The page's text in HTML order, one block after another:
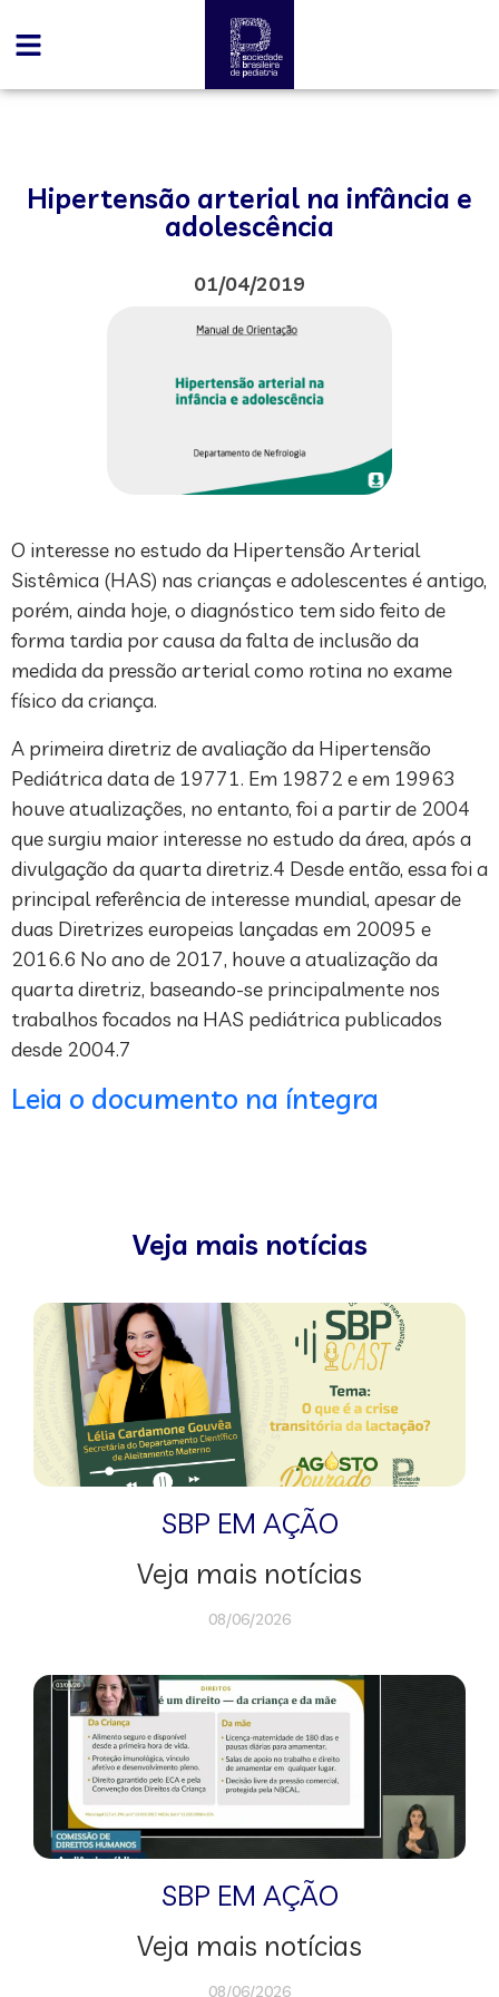
Hipertensão arterial na infância e
adolescência
01/04/2019
O interesse no estudo da Hipertensão Arterial
Sistêmica (HAS) nas crianças e adolescentes é antigo,
porém, ainda hoje, o diagnóstico tem sido feito de
forma tardia por causa da falta de inclusão da
medida da pressão arterial como rotina no exame
físico da criança.
A primeira diretriz de avaliação da Hipertensão
Pediátrica data de 19771. Em 19872 e em 19963
houve atualizações, no entanto, foi a partir de 2004
que surgiu maior interesse no estudo da área, após a
divulgação da quarta diretriz.4 Desde então, essa foi a
principal referência de interesse mundial, apesar de
duas Diretrizes europeias lançadas em 20095 e
2016.6 No ano de 2017, houve a atualização da
quarta diretriz, baseando-se principalmente nos
trabalhos focados na HAS pediátrica publicados
desde 2004.7
Leia o documento na íntegra
Veja mais notícias
SBP EM AÇÃO
Veja mais notícias
08/06/2026
SBP EM AÇÃO
Veja mais notícias
08/06/2026